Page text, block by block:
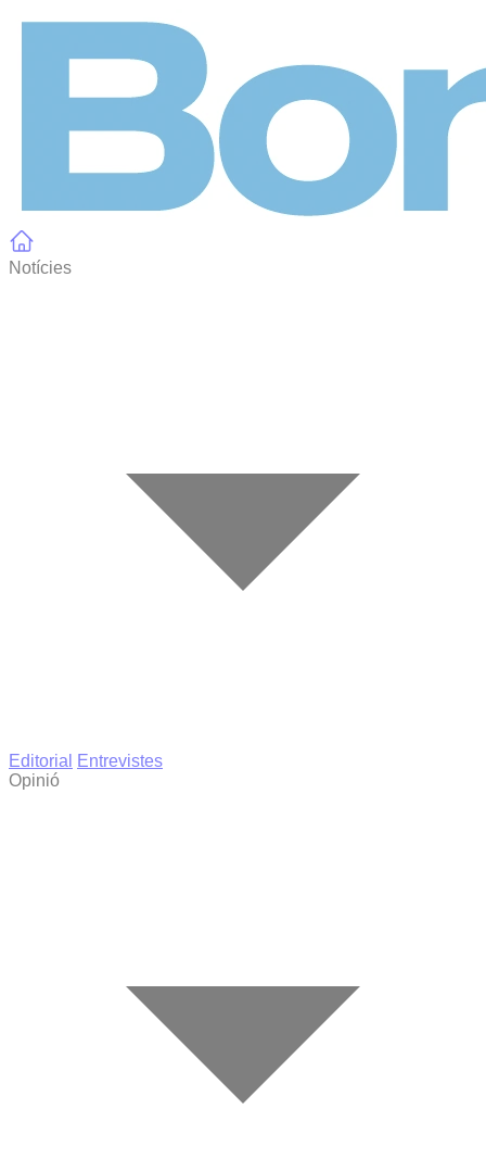
Notícies
Editorial
Entrevistes
Opinió